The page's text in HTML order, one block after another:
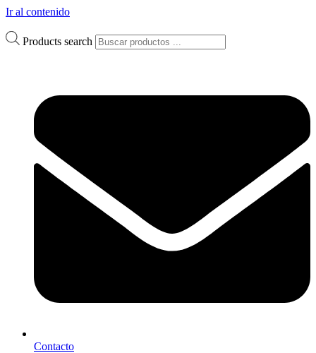
Ir al contenido
Products search
Contacto